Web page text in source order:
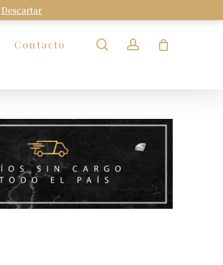
Descartar
Contacto searchaccount